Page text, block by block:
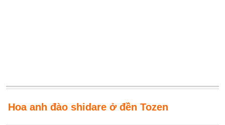
Hoa anh đào shidare ở đền Tozen